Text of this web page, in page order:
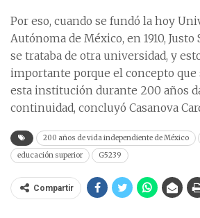
Por eso, cuando se fundó la hoy
Autónoma de México, en 1910,
se trataba de otra universidad, y
importante porque el concepto que
esta institución durante 200 años
continuidad, concluyó Casanova
200 años de vida independiente de México
educación superior
G5239
Compartir